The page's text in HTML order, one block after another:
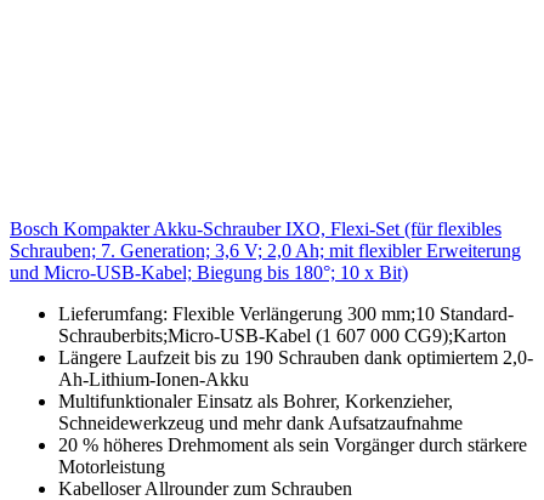
Bosch Kompakter Akku-Schrauber IXO, Flexi-Set (für flexibles
Schrauben; 7. Generation; 3,6 V; 2,0 Ah; mit flexibler Erweiterung
und Micro-USB-Kabel; Biegung bis 180°; 10 x Bit)
Lieferumfang: Flexible Verlängerung 300 mm;10 Standard-
Schrauberbits;Micro-USB-Kabel (1 607 000 CG9);Karton
Längere Laufzeit bis zu 190 Schrauben dank optimiertem 2,0-
Ah-Lithium-Ionen-Akku
Multifunktionaler Einsatz als Bohrer, Korkenzieher,
Schneidewerkzeug und mehr dank Aufsatzaufnahme
20 % höheres Drehmoment als sein Vorgänger durch stärkere
Motorleistung
Kabelloser Allrounder zum Schrauben